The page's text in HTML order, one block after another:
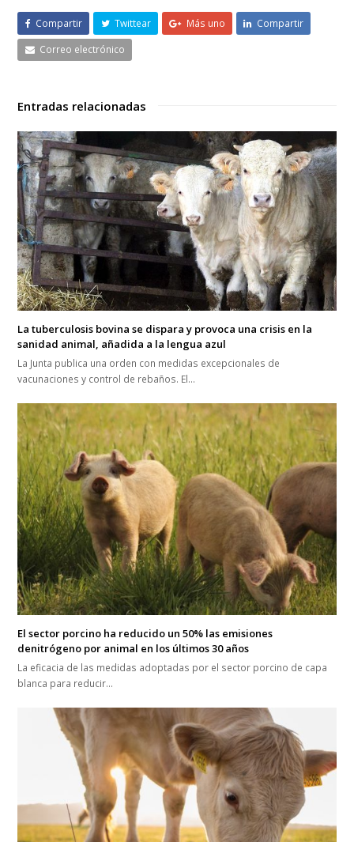
Compartir Twittear Más uno
Compartir
Correo electrónico
Entradas relacionadas
La tuberculosis bovina se dispara y provoca una crisis en la
sanidad animal, añadida a la lengua azul
La Junta publica una orden con medidas excepcionales de
vacunaciones y control de rebaños. El…
El sector porcino ha reducido un 50% las emisiones
denitrógeno por animal en los últimos 30 años
La eficacia de las medidas adoptadas por el sector porcino de capa
blanca para reducir…